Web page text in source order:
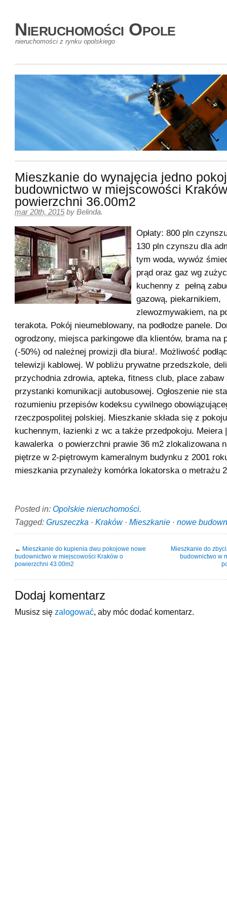
Nieruchomości Opole
nieruchomości z rynku opolskiego
Mieszkanie do wynajęcia jedno
budownictwo w miejscowości
powierzchni 36.00m2
mar 20th, 2015 by Belinda.
Opłaty: 800 pln
130 pln czynszu dla
tym woda, wywóz
prąd oraz gaz wg
kuchenny z pełną
gazową, piekarnikiem,
zlewozmywakiem, na
terakota. Pokój nieumeblowany, na podłodze panele.
ogrodzony, miejsca parkingowe dla klientów, brama na
(-50%) od należnej prowizji dla biura!. Możliwość
telewizji kablowej. W pobliżu prywatne przedszkole,
przychodnia zdrowia, apteka, fitness club, place zabaw
przystanki komunikacji autobusowej. Ogłoszenie nie
rozumieniu przepisów kodeksu cywilnego
rzeczpospolitej polskiej. Mieszkanie składa się z
kuchennym, łazienki z wc a także przedpokoju.
kawalerka o powierzchni prawie 36 m2 zlokalizowana
piętrze w 2-piętrowym kameralnym budynku z 2001
mieszkania przynależy komórka lokatorska o metrażu
Posted in: Opolskie nieruchomości.
Tagged: Gruszeczka · Kraków· Mieszkanie · nowe
← Mieszkanie do kupienia dwu pokojowe nowe
budownictwo w miejscowości Kraków o
powierzchni 43.00m2
Mieszkanie do
budownictwo w
Dodaj komentarz
Musisz się zalogować , aby móc dodać komentarz.